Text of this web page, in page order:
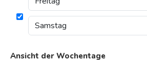
Tabelle im 15-Minuten-Takt
Zeit:8 - 19 Uhr
Ansicht der Wochentage